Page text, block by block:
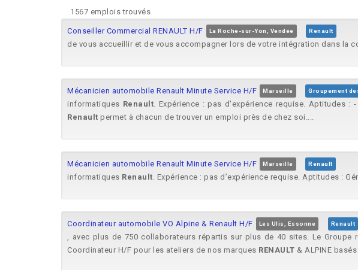
1567 emplois trouvés
Conseiller Commercial RENAULT H/F La Roche-sur-Yon, Vendée Renault
de vous accueillir et de vous accompagner lors de votre intégration dans la
Mécanicien automobile Renault Minute Service H/F Marseille Groupement
informatiques Renault. Expérience : pas d'expérience requise. Aptitudes
Renault permet à chacun de trouver un emploi près de chez soi....
Mécanicien automobile Renault Minute Service H/F Marseille Renault
informatiques Renault. Expérience : pas d’expérience requise. Aptitudes :
Coordinateur automobile VO Alpine & Renault H/F Les Ulis, Essonne Renault
, avec plus de 750 collaborateurs répartis sur plus de 40 sites. Le Groupe
Coordinateur H/F pour les ateliers de nos marques RENAULT & ALPINE